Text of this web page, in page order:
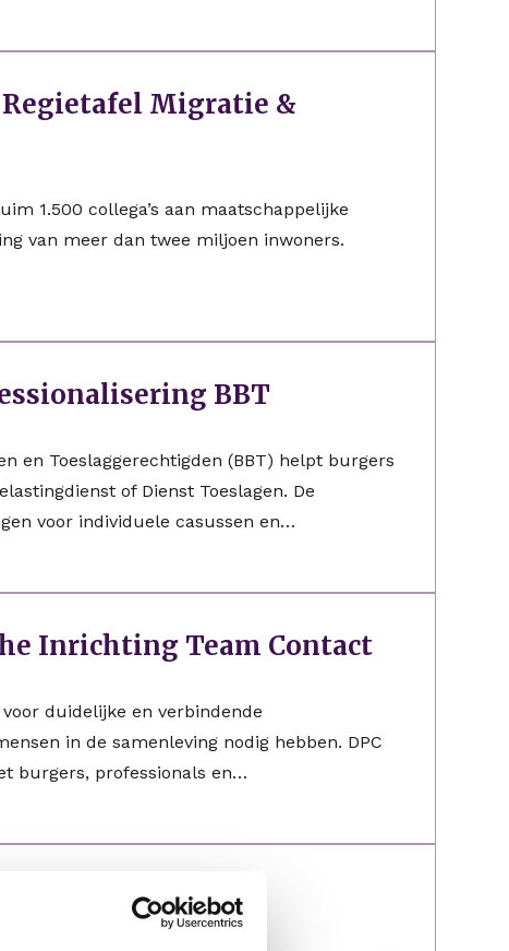
Migratie &
1.500 collega’s aan maatschappelijke
van meer dan twee miljoen inwoners.
BBT
en Toeslaggerechtigden (BBT) helpt burgers
of Dienst Toeslagen. De
voor individuele casussen en…
Inrichting Team Contact
duidelijke en verbindende
in de samenleving nodig hebben. DPC
burgers, professionals en…